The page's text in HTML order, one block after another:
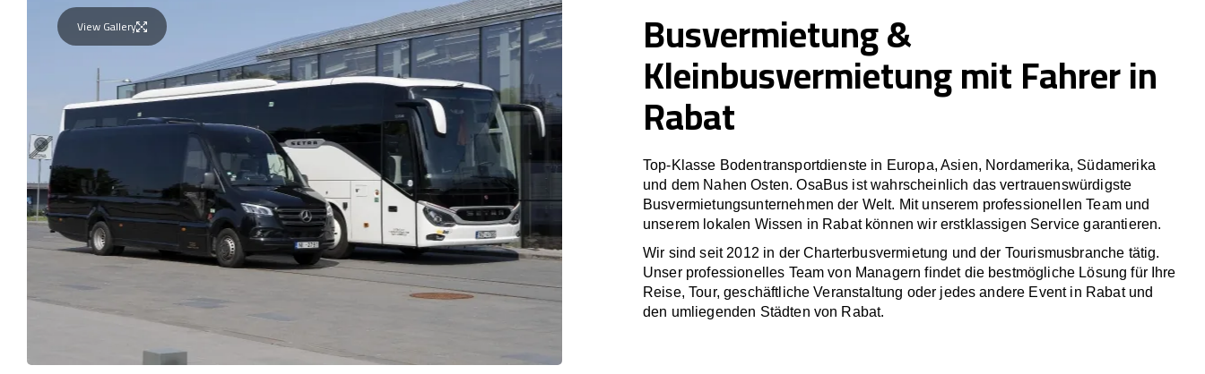
View Gallery Busvermietung &
Kleinbusvermietung mit Fahrer in
Rabat
Top-Klasse Bodentransportdienste in Europa, Asien, Nordamerika, Südamerika
und dem Nahen Osten. OsaBus ist wahrscheinlich das vertrauenswürdigste
Busvermietungsunternehmen der Welt. Mit unserem professionellen Team und
unserem lokalen Wissen in Rabat können wir erstklassigen Service garantieren.
Wir sind seit 2012 in der Charterbusvermietung und der Tourismusbranche tätig.
Unser professionelles Team von Managern findet die bestmögliche Lösung für Ihre
Reise, Tour, geschäftliche Veranstaltung oder jedes andere Event in Rabat und
den umliegenden Städten von Rabat.